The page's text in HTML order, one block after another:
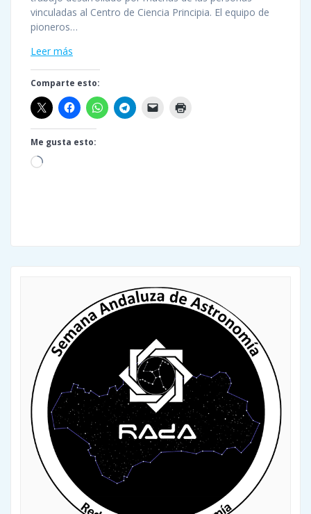
vinculadas al Centro de Ciencia Principia. El equipo de
pioneros…
Leer más
Comparte esto:
Me gusta esto:
Cargando...